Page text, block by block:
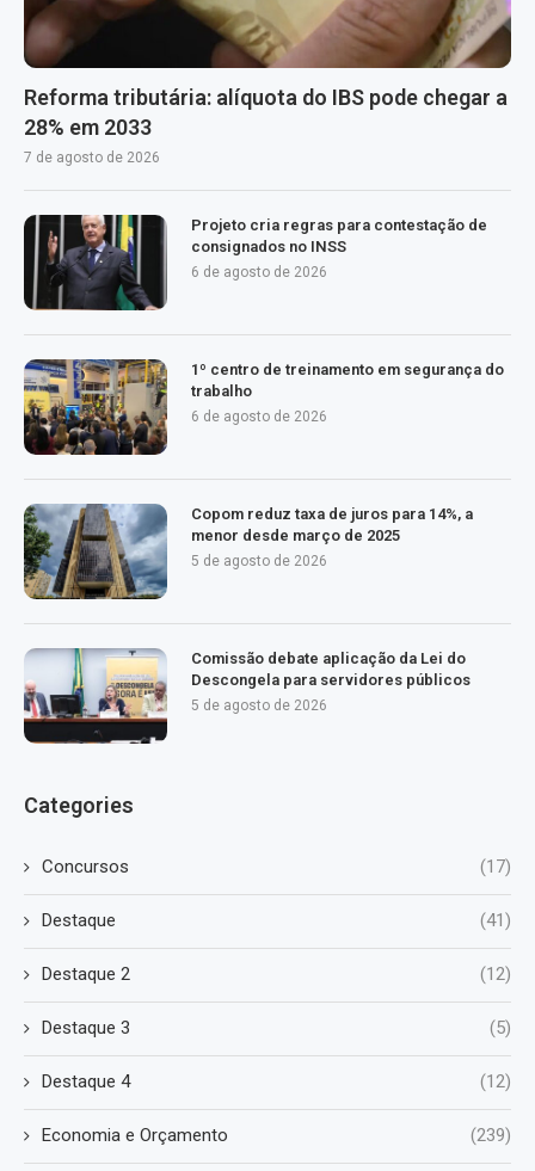
Reforma tributária: alíquota do IBS pode chegar a
28% em 2033
7 de agosto de 2026
Projeto cria regras para contestação de
consignados no INSS
6 de agosto de 2026
1º centro de treinamento em segurança do
trabalho
6 de agosto de 2026
Copom reduz taxa de juros para 14%, a
menor desde março de 2025
5 de agosto de 2026
Comissão debate aplicação da Lei do
Descongela para servidores públicos
5 de agosto de 2026
Categories
Concursos (17)
Destaque (41)
Destaque 2 (12)
Destaque 3 (5)
Destaque 4 (12)
Economia e Orçamento (239)